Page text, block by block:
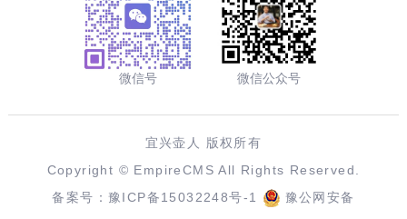
微信号 微信公众号
宜兴壶人 版权所有
Copyright © EmpireCMS All Rights Reserved.
备案号：豫ICP备15032248号-1
豫公网安备